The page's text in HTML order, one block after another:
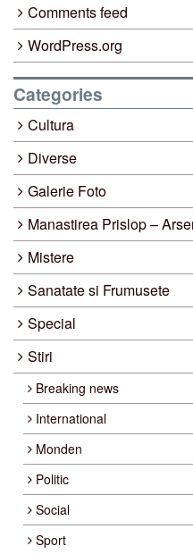
Comments feed
WordPress.org
Categories
Cultura
Diverse
Galerie Foto
Manastirea Prislop –
Mistere
Sanatate si Frumusete
Special
Stiri
Breaking news
International
Monden
Politic
Social
Sport